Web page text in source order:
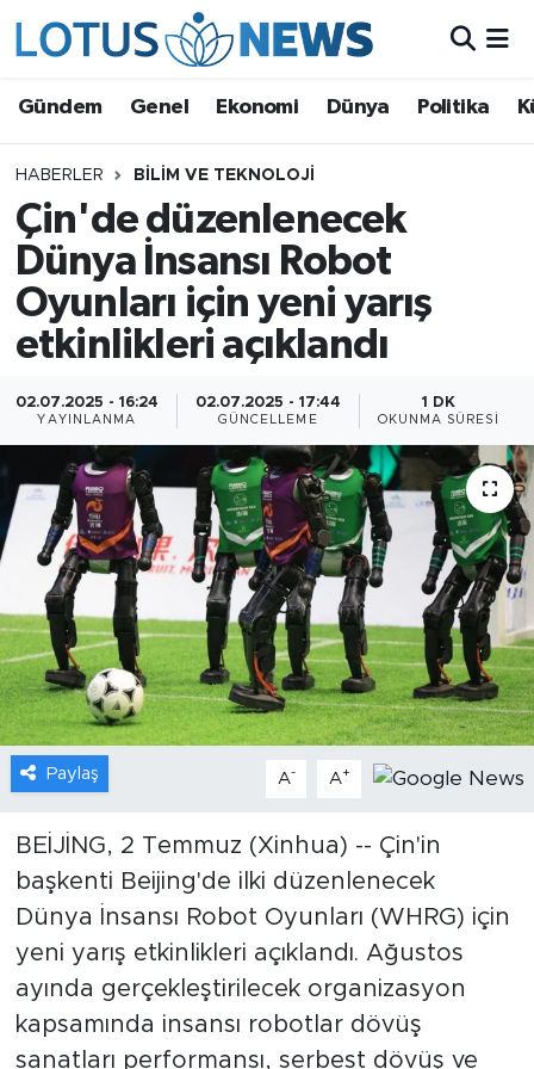
Gündem Genel Ekonomi Dünya Politika
HABERLER BILIM VE TEKNOLOJI
Çin'de düzenlenecek
Dünya İnsansı Robot
Oyunları için yeni yarış
etkinlikleri açıklandı
02.07.2025 - 16:24
YAYINLANMA
02.07.2025 - 17:44
GÜNCELLEME
1 DK
OKUNMA SÜRESI
Paylaş A- A+
BEİJİNG, 2 Temmuz (Xinhua) -- Çin'in
başkenti Beijing'de ilki düzenlenecek
Dünya İnsansı Robot Oyunları (WHRG) için
yeni yarış etkinlikleri açıklandı. Ağustos
ayında gerçekleştirilecek organizasyon
kapsamında insansı robotlar dövüş
sanatları performansı, serbest dövüş ve
Ekonomi
Dünya
Politika
Kültür - Sanat ve Tarih
Yaşam
Bilim ve Teknoloji
Çin Fuarları
Gündem
Video
Sağlık
Foto Haber
Xinhua Türkiye
Seyahat